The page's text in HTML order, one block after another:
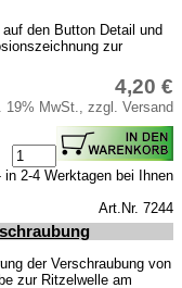
den Button Detail und
zur
4,20 €
19% MwSt., zzgl. Versand
in 2-4 Werktagen bei Ihnen
Art.Nr. 7244
der Verschraubung von
zur Ritzelwelle am